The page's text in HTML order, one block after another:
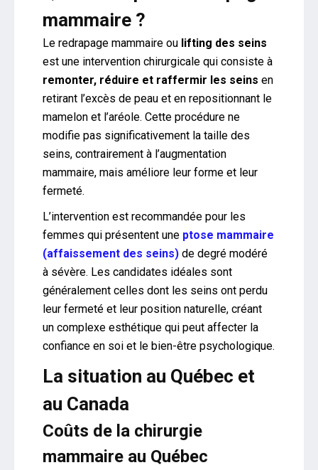
mammaire ?
Le redrapage mammaire ou lifting des seins
est une intervention chirurgicale qui consiste à
remonter, réduire et raffermir les seins en
retirant l’excès de peau et en repositionnant le
mamelon et l’aréole. Cette procédure ne
modifie pas significativement la taille des
seins, contrairement à l’augmentation
mammaire, mais améliore leur forme et leur
fermeté.
L’intervention est recommandée pour les
femmes qui présentent une ptose mammaire
(affaissement des seins) de degré modéré
à sévère. Les candidates idéales sont
généralement celles dont les seins ont perdu
leur fermeté et leur position naturelle, créant
un complexe esthétique qui peut affecter la
confiance en soi et le bien-être psychologique.
La situation au Québec et
au Canada
Coûts de la chirurgie
mammaire au Québec